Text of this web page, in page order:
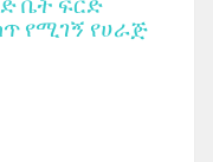
የሚገኝ የሀራጅ